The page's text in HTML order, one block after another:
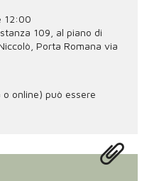
12:00
109, al piano di
Porta Romana via
online) può essere